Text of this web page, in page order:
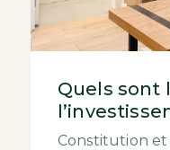
Quels sont
Constitution et